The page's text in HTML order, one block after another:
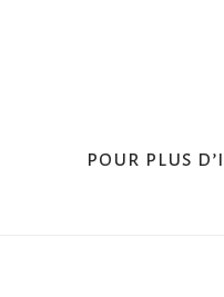
pour plus